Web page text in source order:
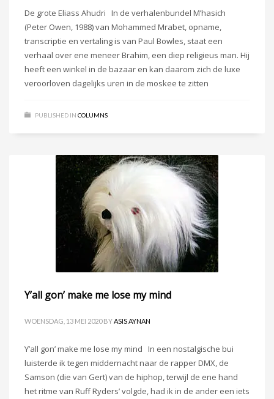
De grote Eliass Ahudri In de verhalenbundel M’hasich
(Peter Owen, 1988) van Mohammed Mrabet, opname,
transcriptie en vertaling is van Paul Bowles, staat een
verhaal over ene meneer Brahim, een diep religieus man. Hij
heeft een winkel in de bazaar en kan daarom zich de luxe
veroorloven dagelijks uren in de moskee te zitten
PUBLISHED IN COLUMNS
Y’all gon’ make me lose my mind
WOENSDAG, 13 MEI 2020 BYASIS AYNAN
Y’all gon’ make me lose my mind In een nostalgische bui
luisterde ik tegen middernacht naar de rapper DMX, de
Samson (die van Gert) van de hiphop, terwijl de ene hand
het ritme van Ruff Ryders’ volgde, had ik in de ander een iets